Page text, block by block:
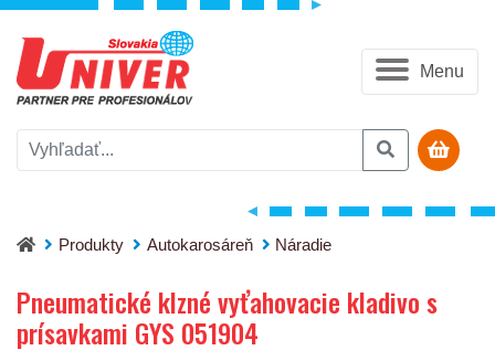
Menu
Produkty Autokarosáreň Náradie
Pneumatické klzné vyťahovacie kladivo s prísavkami GYS
Pneumatické klzné vyťahovacie kladivo s
prísavkami GYS 051904